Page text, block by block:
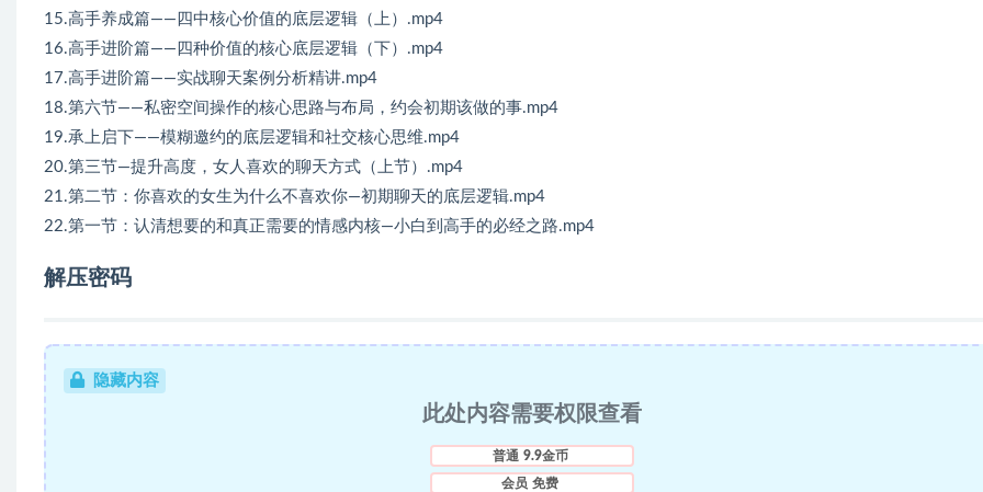
15.高手养成篇——四中核心价值的底层逻辑（上）.mp4
16.高手进阶篇——四种价值的核心底层逻辑（下）.mp4
17.高手进阶篇——实战聊天案例分析精讲.mp4
18.第六节——私密空间操作的核心思路与布局，约会初期该做的事.mp4
19.承上启下——模糊邀约的底层逻辑和社交核心思维.mp4
20.第三节—提升高度，女人喜欢的聊天方式（上节）.mp4
21.第二节：你喜欢的女生为什么不喜欢你—初期聊天的底层逻辑.mp4
22.第一节：认清想要的和真正需要的情感内核—小白到高手的必经之路.mp4
解压密码
隐藏内容
此处内容需要权限查看
普通 9.9金币
会员 免费